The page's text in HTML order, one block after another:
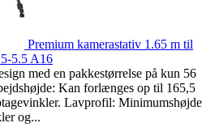
Premium kamerastativ 1.65 m til
5.5 A16
med en pakkestørrelse på kun 56
Kan forlænges op til 165,5
Lavprofil: Minimumshøjde
og...